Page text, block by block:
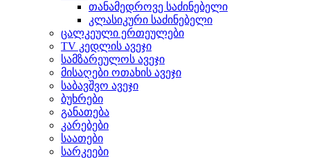
თანამედროვე საძინებელი
კლასიკური საძინებელი
ცალკეული ერთეულები
TV კედლის ავეჯი
სამზარეულოს ავეჯი
მისაღები ოთახის ავეჯი
საბავშვო ავეჯი
ბუხრები
განათება
კარებები
საათები
სარკეები